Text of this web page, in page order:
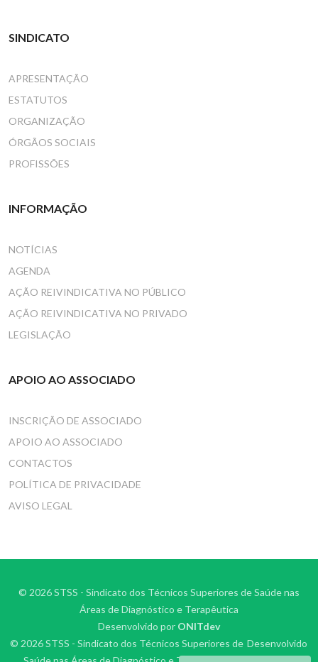
SINDICATO
APRESENTAÇÃO
ESTATUTOS
ORGANIZAÇÃO
ÓRGÃOS SOCIAIS
PROFISSÕES
INFORMAÇÃO
NOTÍCIAS
AGENDA
AÇÃO REIVINDICATIVA NO PÚBLICO
AÇÃO REIVINDICATIVA NO PRIVADO
LEGISLAÇÃO
APOIO AO ASSOCIADO
INSCRIÇÃO DE ASSOCIADO
APOIO AO ASSOCIADO
CONTACTOS
POLÍTICA DE PRIVACIDADE
AVISO LEGAL
© 2026 STSS - Sindicato dos Técnicos Superiores de Saúde nas
Áreas de Diagnóstico e Terapêutica
Desenvolvido por ONITdev
© 2026 STSS - Sindicato dos Técnicos Superiores de Desenvolvido